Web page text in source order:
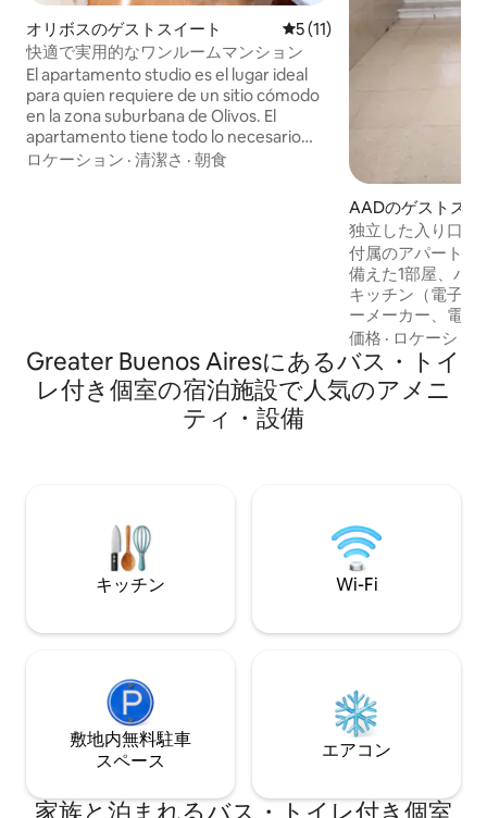
オリボスのゲストスイート レビュー11件、5つ星中5つ
5 (11)
快適で実用的なワンルームマンション
El apartamento studio es el lugar ideal
para quien requiere de un sitio cómodo
en la zona suburbana de Olivos. El
apartamento tiene todo lo necesario
para una cómoda estadía... y sus
ロケーション · 清潔さ · 朝食
AADのゲストスイ
独立した入り口の
ト。
付属のアパートに
備えた1部屋、バ
キッチン（電子レ
ーメーカー、電気
ロ、食器）があり
す。広場、病院、
ンターに近く、
スも良いです。
価格 · ロケーショ
Greater Buenos Airesにあるバス・トイ
レ付き個室の宿泊施設で人気のアメニ
ティ・設備
キッチン Wi-Fi
敷地内無料駐⁠車
ス⁠ペ⁠ー⁠ス
エアコン